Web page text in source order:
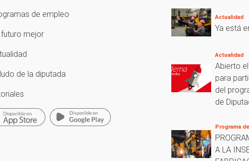
de empleo
futuro mejor
de la diputada
Actualidad
Ya está
Actualidad
Abierto
para
del
de
Programa
A LA